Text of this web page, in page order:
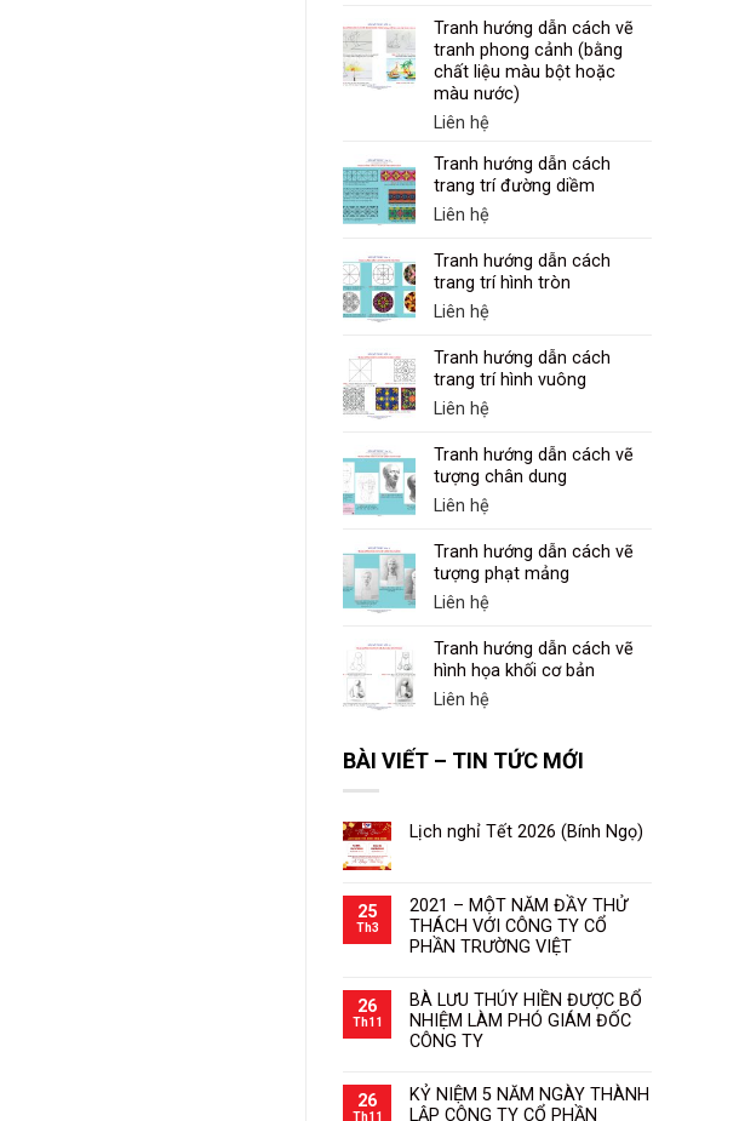
Tranh hướng dẫn cách vẽ
tranh phong cảnh (bằng
chất liệu màu bột hoặc
màu nước)
Liên hệ
Tranh hướng dẫn cách
trang trí đường diềm
Liên hệ
Tranh hướng dẫn cách
trang trí hình tròn
Liên hệ
Tranh hướng dẫn cách
trang trí hình vuông
Liên hệ
Tranh hướng dẫn cách vẽ
tượng chân dung
Liên hệ
Tranh hướng dẫn cách vẽ
tượng phạt mảng
Liên hệ
Tranh hướng dẫn cách vẽ
hình họa khối cơ bản
Liên hệ
BÀI VIẾT – TIN TỨC MỚI
Lịch nghỉ Tết 2026 (Bính Ngọ)
25
Th3
2021 – MỘT NĂM ĐẦY THỬ
THÁCH VỚI CÔNG TY CỔ
PHẦN TRƯỜNG VIỆT
26
Th11
BÀ LƯU THÚY HIỀN ĐƯỢC BỔ
NHIỆM LÀM PHÓ GIÁM ĐỐC
CÔNG TY
26
Th11
KỶ NIỆM 5 NĂM NGÀY THÀNH
LẬP CÔNG TY CỔ PHẦN